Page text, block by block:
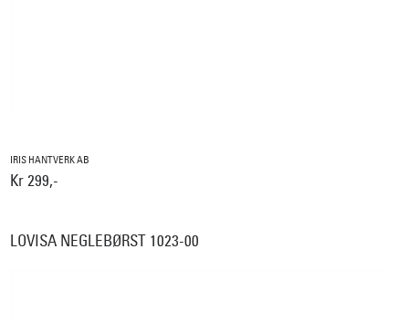
IRIS HANTVERK AB
Kr 299,-
LOVISA NEGLEBØRST 1023-00